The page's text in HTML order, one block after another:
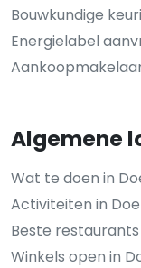
Bouwkundige
Energielabel
Algemene
Wat te doen in
Activiteiten in
Beste
Winkels open in